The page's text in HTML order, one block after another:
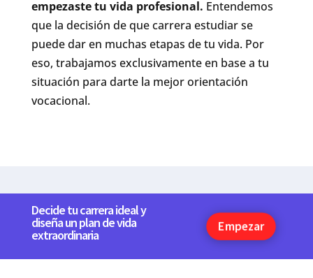
empezaste tu vida profesional. Entendemos
que la decisión de que carrera estudiar se
puede dar en muchas etapas de tu vida. Por
eso, trabajamos exclusivamente en base a tu
situación para darte la mejor orientación
vocacional.
Inspira es más que solo
orientación vocacional, es
diseñar tu futuro.
Decide tu carrera ideal y
diseña un plan de vida
extraordinaria
Empezar